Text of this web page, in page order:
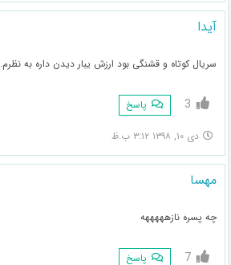
آیدا
سریال کوتاه و قشنگی بود ارزش یبار دیدن داره به نظرم.
3 پاسخ
دی ۱۰, ۱۳۹۸ ۳:۱۲ ب.ظ
مهسا
چه پسره نازهههههه
7 پاسخ